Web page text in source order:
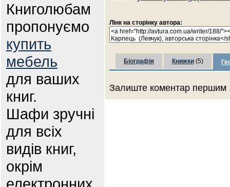
Книголюбам
пропонуємо
купить
мебель
для ваших
книг.
Шафи зручні
для всіх
видів книг,
окрім
Лінк на сторінку автора:
Біографія Книжки (5)
Залиште коментар першим